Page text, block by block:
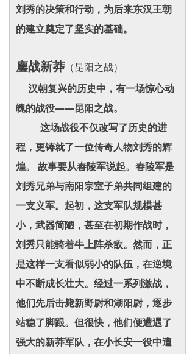
刘秀的决策和行动，为后来东汉王朝
的建立奠定了坚实的基础。
鏖战新莽 （昆阳之战）
汉朝复兴的历史中，有一场惊心动
魄的战役——昆阳之战。
这场战役不仅改写了历史的进
程，更铸就了一位传奇人物刘秀的辉
煌。 故事要从舂陵军说起。舂陵军是
刘秀兄弟与南阳宗室子弟共同组建的
一支义军。起初，这支军队规模甚
小，武器简陋，甚至在初期作战时，
刘秀只能骑着牛上阵杀敌。然而，正
是这样一支看似弱小的队伍，在逆境
中不断成长壮大。经过一系列激战，
他们先后击毙新野尉和湖阳尉，逐步
站稳了脚跟。但很快，他们便遭遇了
强大的新莽军队，在小长安一役中遭